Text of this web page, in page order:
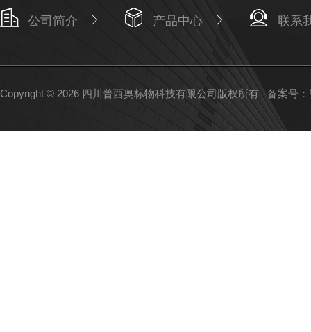
公司简介 产品中心 联系
Copyright © 2026 四川普西奥标物科技有限公司版权所有 备案号：